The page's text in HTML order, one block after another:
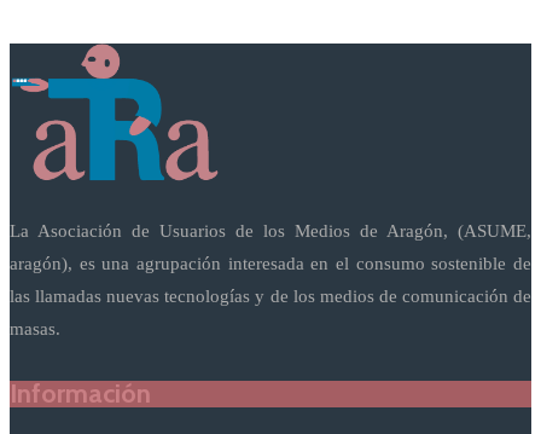
La Asociación de Usuarios de los Medios de Aragón, (ASUME,
aragón), es una agrupación interesada en el consumo sostenible de
las llamadas nuevas tecnologías y de los medios de comunicación de
masas.
Información